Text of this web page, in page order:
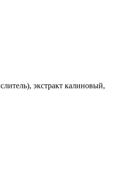
экстракт калиновый,